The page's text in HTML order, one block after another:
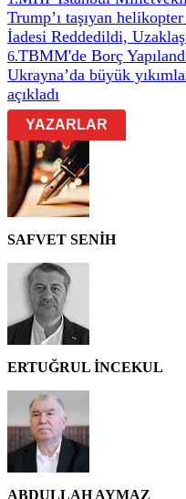
Trump’ı taşıyan
İadesi Reddedildi,
6.TBMM'de Borç
Ukrayna’da büyük
açıkladı
YAZARLAR
SAFVET SENİH
ERTUĞRUL İNCEKUL
ABDULLAH AYMAZ